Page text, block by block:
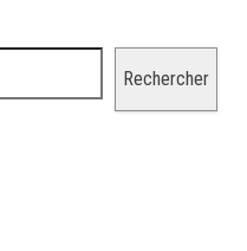
Rechercher